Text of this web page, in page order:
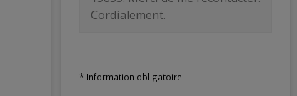
* Information obligatoire